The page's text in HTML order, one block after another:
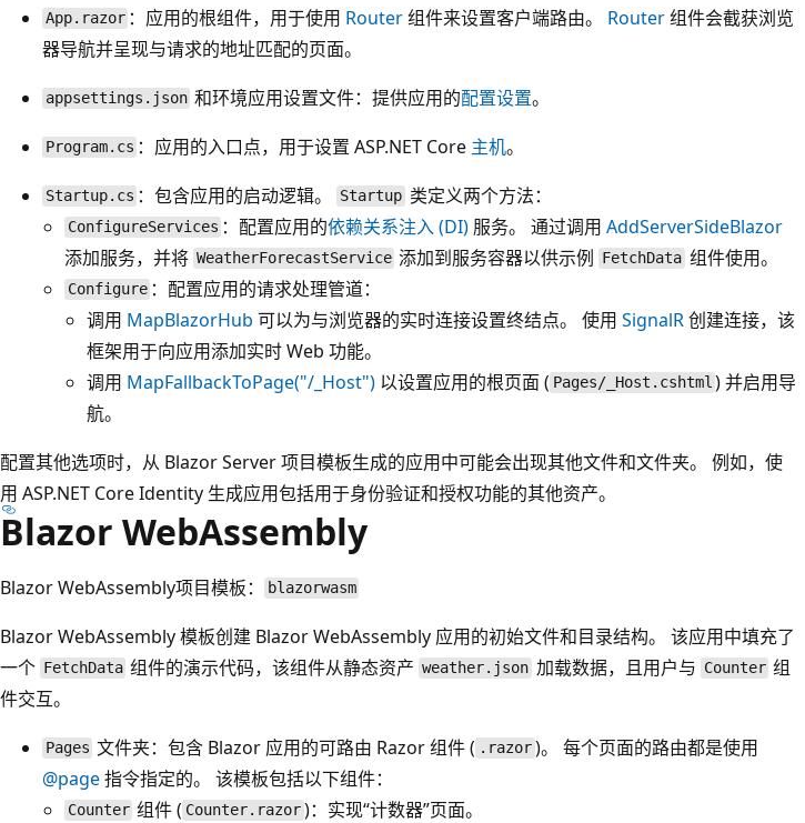
App.razor ：应用的根组件，用于使用 Router组件来设置客户端路由。 Router组件会截获浏览
器导航并呈现与请求的地址匹配的页面。
appsettings.json 和环境应用设置文件：提供应用的配置设置。
Program.cs ：应用的入口点，用于设置 ASP.NET Core 主机。
Startup.cs ：包含应用的启动逻辑。 Startup 类定义两个方法：
ConfigureServices ：配置应用的依赖关系注入 (DI) 服务。 通过调用AddServerSideBlazor
添加服务，并将 WeatherForecastService 添加到服务容器以供示例 FetchData 组件使用。
Configure ：配置应用的请求处理管道：
调用 MapBlazorHub 可以为与浏览器的实时连接设置终结点。 使用 SignalR创建连接，该
框架用于向应用添加实时 Web 功能。
调用 MapFallbackToPage("/_Host") 以设置应用的根页面 ( Pages/_Host.cshtml ) 并启用导
航。
配置其他选项时，从 Blazor Server 项目模板生成的应用中可能会出现其他文件和文件夹。 例如，使
用 ASP.NET Core Identity 生成应用包括用于身份验证和授权功能的其他资产。
Blazor WebAssembly
Blazor WebAssembly项目模板： blazorwasm
Blazor WebAssembly 模板创建 Blazor WebAssembly 应用的初始文件和目录结构。 该应用中填充了
一个 FetchData 组件的演示代码，该组件从静态资产 weather.json 加载数据，且用户与 Counter 组
件交互。
Pages 文件夹：包含 Blazor 应用的可路由 Razor 组件 ( .razor)。 每个页面的路由都是使用
@page指令指定的。 该模板包括以下组件：
Counter 组件 ( Counter.razor)：实现“计数器”页面。